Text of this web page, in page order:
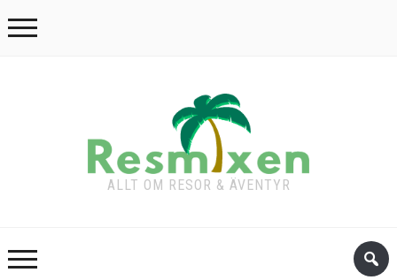
ALLT OM RESOR & ÄVENTYR